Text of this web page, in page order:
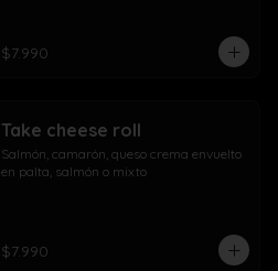
$7.990
Take cheese roll
Salmón, camarón, queso crema envuelto
en palta, salmón o mixto
$7.990